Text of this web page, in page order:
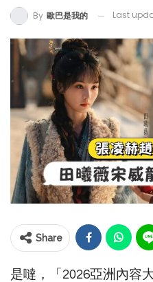
By 歐巴是我的 Last
Share
是噠，「2026亞洲內容